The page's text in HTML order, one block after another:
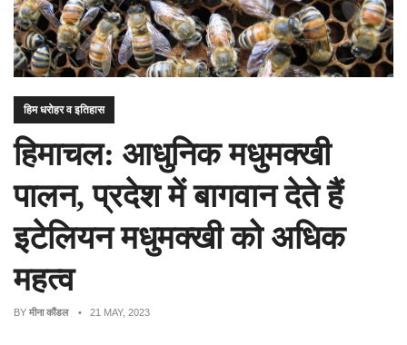
हिम धरोहर व इतिहास
हिमाचल: आधुनिक मधुमक्खी
पालन, प्रदेश में बागवान देते हैं
इटेलियन मधुमक्खी को अधिक
महत्व
BY मीना कौंडल • 21 MAY, 2023